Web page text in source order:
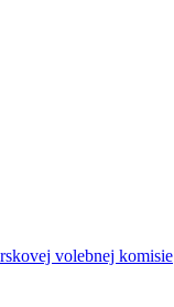
volebnej komisie